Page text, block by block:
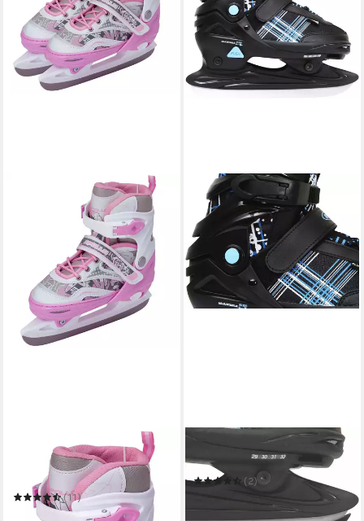
Schlittschuhe Schlittschuhe
größenverstellbar Ice Skates
X-Pro
(11)
54,99 €
Schlittschuhe TORONTO JR.
(2)
UVP